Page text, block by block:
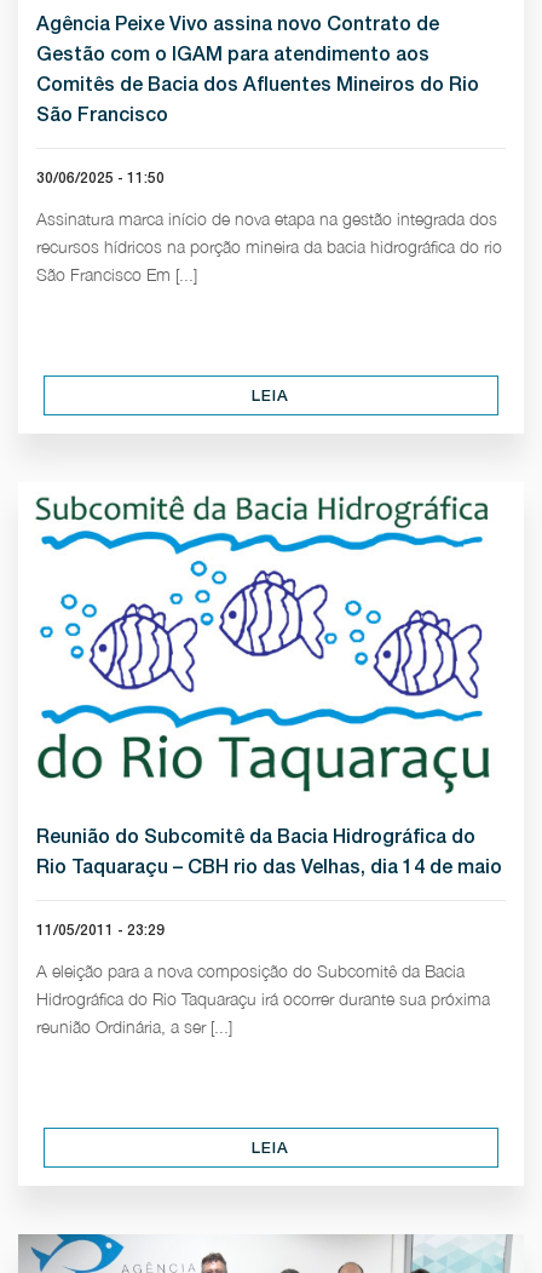
Agência Peixe Vivo assina novo Contrato de
Gestão com o IGAM para atendimento aos
Comitês de Bacia dos Afluentes Mineiros do Rio
São Francisco
30/06/2025 - 11:50
Assinatura marca início de nova etapa na gestão integrada dos
recursos hídricos na porção mineira da bacia hidrográfica do rio
São Francisco Em [...]
LEIA
Reunião do Subcomitê da Bacia Hidrográfica do
Rio Taquaraçu – CBH rio das Velhas, dia 14 de maio
11/05/2011 - 23:29
A eleição para a nova composição do Subcomitê da Bacia
Hidrográfica do Rio Taquaraçu irá ocorrer durante sua próxima
reunião Ordinária, a ser [...]
LEIA